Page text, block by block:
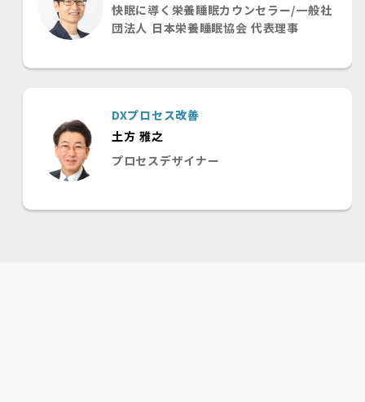
快眠に導く栄養睡眠カウンセラー/一般社
団法人 日本栄養睡眠協会 代表理事
DXプロセス改善
土方 雅之
プロセスデザイナー